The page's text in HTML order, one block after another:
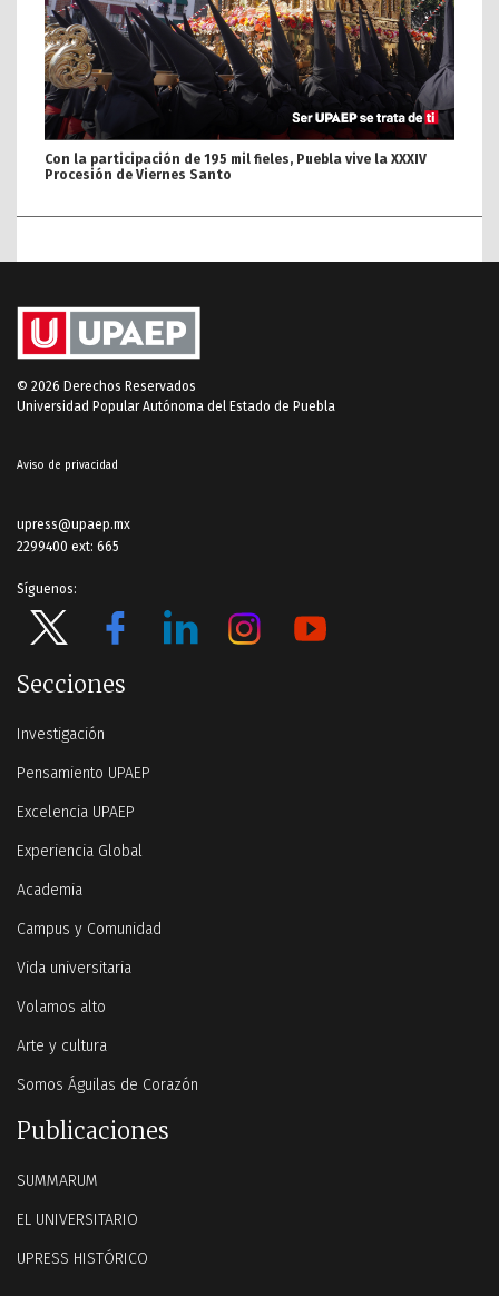
Con la participación de 195 mil fieles, Puebla vive la XXXIV
Procesión de Viernes Santo
© 2026 Derechos Reservados
Universidad Popular Autónoma del Estado de Puebla
Aviso de privacidad
upress@upaep.mx
2299400 ext: 665
Síguenos:
Secciones
Investigación
Pensamiento UPAEP
Excelencia UPAEP
Experiencia Global
Academia
Campus y Comunidad
Vida universitaria
Volamos alto
Arte y cultura
Somos Águilas de Corazón
Publicaciones
SUMMARUM
EL UNIVERSITARIO
UPRESS HISTÓRICO